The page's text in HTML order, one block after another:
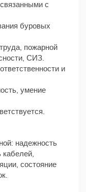
с
буровых
пожарной
СИЗ.
и
умение
надежность
кабелей,
состояние